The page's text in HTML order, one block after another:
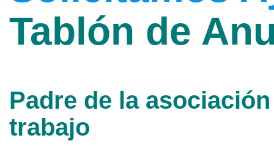
Tablón de
Padre de la
trabajo